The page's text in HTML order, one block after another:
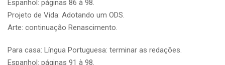
Espanhol: páginas 86 à 98.
Projeto de Vida: Adotando um ODS.
Arte: continuação Renascimento.
Para casa: Língua Portuguesa: terminar as redações.
Espanhol: páginas 91 à 98.